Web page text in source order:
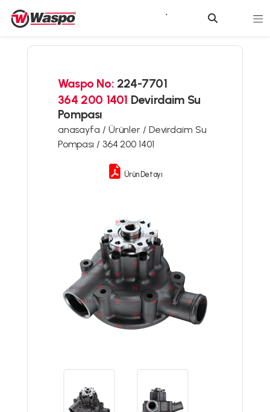
Waspo No: 224-7701
364 200 1401 Devirdaim Su
Pompası
anasayfa / Ürünler / Devirdaim Su
Pompası / 364 200 1401
Ürün Detayı